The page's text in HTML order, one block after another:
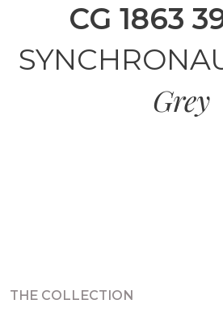
CG 1863
Grey
THE COLLECTION